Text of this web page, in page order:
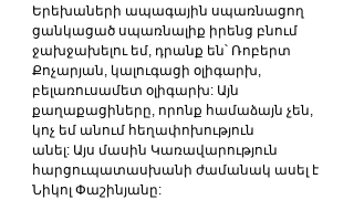
Երեխաների ապագային սպառնացող
ցանկացած սպառնալիք իրենց բնում
ջախջախելու եմ, դրանք են՝ Ռոբերտ
Քոչարյան, կալուգացի օլիգարխ,
բելառուսամետ օլիգարխ: Այն
քաղաքացիները, որոնք համաձայն չեն,
կոչ եմ անում հեղափոխություն
անել: Այս մասին Կառավարություն
հարցուպատասխանի ժամանակ ասել է
Նիկոլ Փաշինյանը: